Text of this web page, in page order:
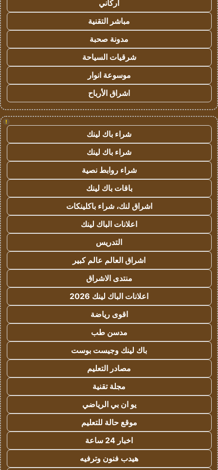
أركاني
مباشر التقنية
مدونة صحبة
شرقيات السياحة
موسوعة انوار
اشراق الأرباح
!
شراء باك لينك
شراء باك لينك
شراء روابط نصية
باقات باك لينك
اشراق لنك، شراء باكلينكات
اعلانات الباك لينك
التدريس
اشراق العالم عالم كبير
منتدى الاشراق
اعلانات الباك لينك 2026
اقوى رياضة
مدسن طب
باك لينك وجيست بوست
مصادر التعليم
مجلة تقنية
يو ان بي الرياضي
موقع حالة للتعليم
اخبار 24 ساعة
هيدب فنون وترفيه